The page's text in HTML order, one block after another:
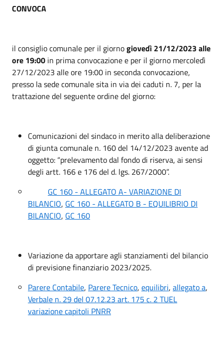
CONVOCA
il consiglio comunale per il giornogiovedì 21/12/2023 alle
ore 19:00 in prima convocazione e per il giorno mercoledì
27/12/2023 alle ore 19:00 in seconda convocazione,
presso la sede comunale sita in via dei caduti n. 7, per la
trattazione del seguente ordine del giorno:
Comunicazioni del sindaco in merito alla deliberazione
di giunta comunale n. 160 del 14/12/2023 avente ad
oggetto: “prelevamento dal fondo di riserva, ai sensi
degli artt. 166 e 176 del d. lgs. 267/2000”.
GC 160 - ALLEGATO A- VARIAZIONE DI
BILANCIO, GC 160 - ALLEGATO B - EQUILIBRIO DI
BILANCIO, GC 160
Variazione da apportare agli stanziamenti del bilancio
di previsione finanziario 2023/2025.
Parere Contabile, Parere Tecnico, equilibri, allegato a,
Verbale n. 29 del 07.12.23 art. 175 c. 2 TUEL
variazione capitoli PNRR